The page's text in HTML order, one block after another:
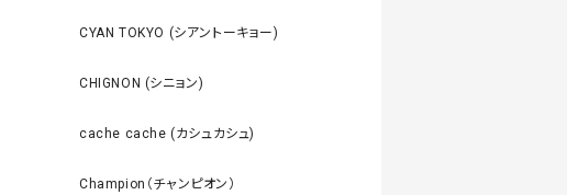
CYAN TOKYO (シアントーキョー)
CHIGNON (シニョン)
cache cache (カシュカシュ)
Champion（チャンピオン）